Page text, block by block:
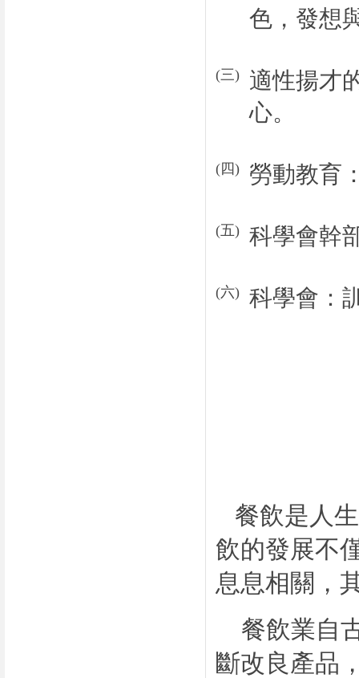
色，發想
(三)
適性揚才
心。
(四) 勞動教育
(五) 科學會幹
(六) 科學會：
餐飲是人
飲的發展不
息息相關，
餐飲業自
斷改良產品